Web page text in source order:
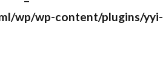
wp/wp-content/plugins/yyi-